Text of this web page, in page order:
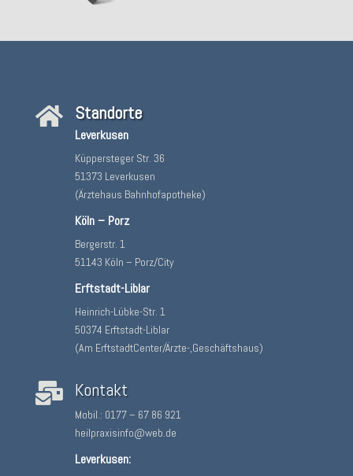
 Standorte
Leverkusen
Küppersteger Str. 36
51373 Leverkusen
(Ärztehaus Bahnhofapotheke)
Köln – Porz
Bergerstr. 1
51143 Köln – Porz/City
Erftstadt-Liblar
Heinrich-Lübke-Str. 1
50374 Erftstadt-Liblar
(Am ErftstadtCenter/Ärzte-,Geschäftshaus)
 Kontakt
Mobil.: 0177 – 67 86 921
heilpraxisinfo@web.de
Leverkusen: